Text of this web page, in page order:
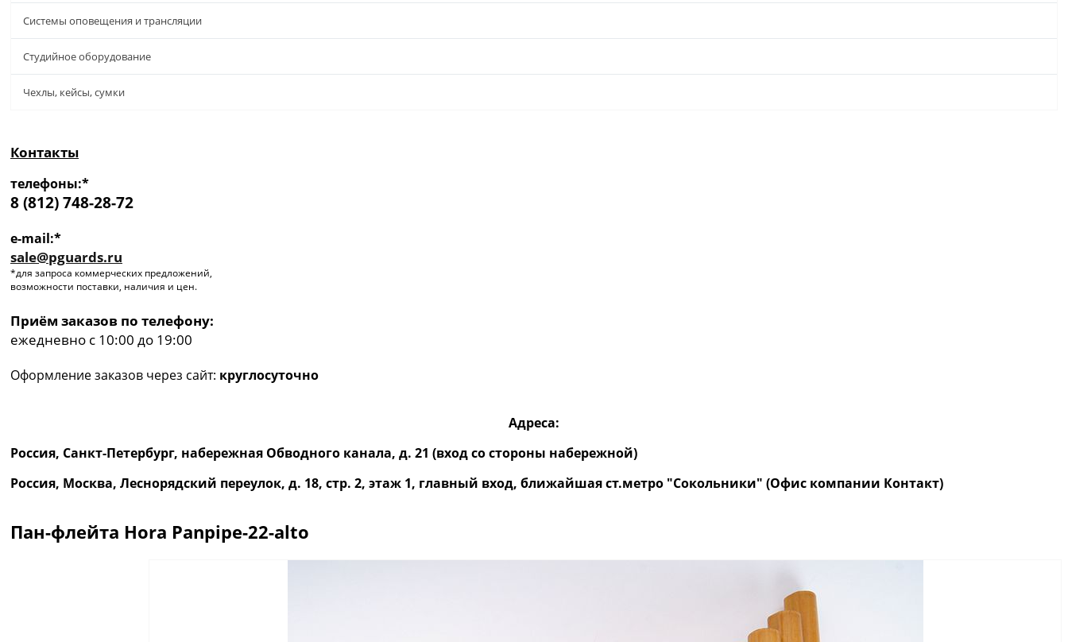
Системы оповещения и трансляции
Студийное оборудование
Чехлы, кейсы, сумки
Контакты
телефоны:*
8 (812) 748-28-72
e-mail:*
sale@pguards.ru
*для запроса коммерческих предложений,
возможности поставки, наличия и цен.
Приём заказов по телефону:
ежедневно с 10:00 до 19:00
Оформление заказов через сайт: круглосуточно
Адреса:
Россия, Санкт-Петербург, набережная Обводного канала, д. 21 (вход со стороны набережной)
Россия, Москва, Леснорядский переулок, д. 18, стр. 2, этаж 1, главный вход, ближайшая ст.метро "Сокольники" (Офис компании Контакт)
Пан-флейта Hora Panpipe-22-alto